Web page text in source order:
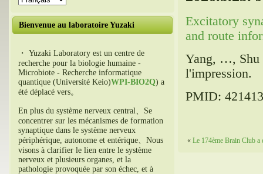
Bienvenue au laboratoire Yuzaki
・ Yuzaki Laboratory est un centre de
recherche pour la biologie humaine -
Microbiote - Recherche informatique
quantique (Université Keio)WPI-BIO2Q) a
été déplacé vers。
En plus du système nerveux central、Se
concentrer sur les mécanismes de formation
synaptique dans le système nerveux
périphérique, autonome et entérique、Nous
visons à clarifier le lien entre le système
nerveux et plusieurs organes, et la
pathologie provoquée par son échec, et à
Excitatory
and route
Yang, …,
l'impression.
PMID:
« Le 174ème Brain Club a